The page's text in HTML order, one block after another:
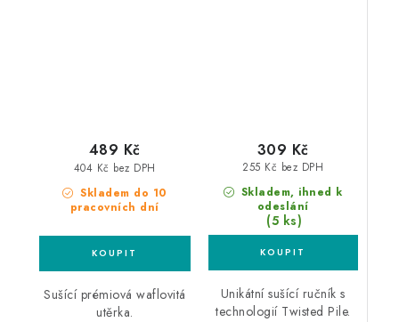
Skladem do 10
pracovních dní
404 Kč bez DPH
489 Kč
Sušící prémiová waflovitá
utěrka.
Skladem, ihned k
odeslání
(5 ks)
255 Kč bez DPH
309 Kč
Unikátní sušící ručník s
technologií Twisted Pile.